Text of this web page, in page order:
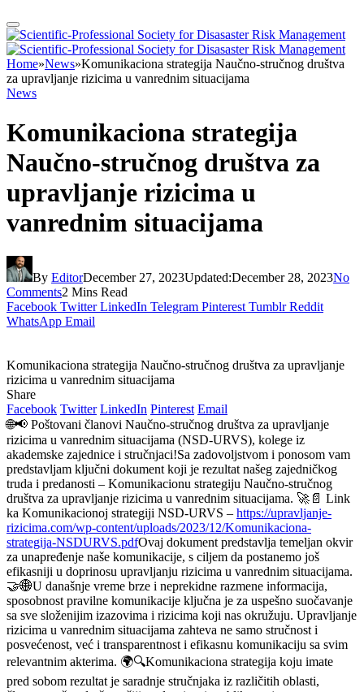
Home»News»Komunikaciona strategija Naučno-stručnog društva
za upravljanje rizicima u vanrednim situacijama
News
Komunikaciona strategija
Naučno-stručnog društva za
upravljanje rizicima u
vanrednim situacijama
By EditorDecember 27, 2023Updated:December 28, 2023No
Comments2 Mins Read
Facebook Twitter LinkedIn Telegram Pinterest Tumblr Reddit
WhatsApp Email
Komunikaciona strategija Naučno-stručnog društva za upravljanje
rizicima u vanrednim situacijama
Share
Facebook Twitter LinkedIn Pinterest Email
🌐📢 Poštovani članovi Naučno-stručnog društva za upravljanje
rizicima u vanrednim situacijama (NSD-URVS), kolege iz
akademske zajednice i stručnjaci!Sa zadovoljstvom i ponosom vam
predstavljam ključni dokument koji je rezultat našeg zajedničkog
truda i predanosti – Komunikacionu strategiju Naučno-stručnog
društva za upravljanje rizicima u vanrednim situacijama. 🚀📄 Link
ka Komunikacionoj strategiji NSD-URVS – https://upravljanje-
rizicima.com/wp-content/uploads/2023/12/Komunikaciona-
strategija-NSDURVS.pdfOvaj dokument predstavlja temeljan okvir
za unapređenje naše komunikacije, s ciljem da postanemo još
efikasniji u doprinosu upravljanju rizicima u vanrednim situacijama.
🤝🌐U današnje vreme brze i neprekidne razmene informacija,
sposobnost pravilne komunikacije ključna je za uspešno suočavanje
sa sve složenijim izazovima i rizicima koji nas okružuju. Upravljanje
rizicima u vanrednim situacijama zahteva ne samo stručnost i
posvećenost, već i transparentnost i efikasnu komunikaciju sa svim
relevantnim akterima. 🌍🔍Komunikaciona strategija koju imate
pred sobom rezultat je saradnje stručnjaka iz različitih oblasti,